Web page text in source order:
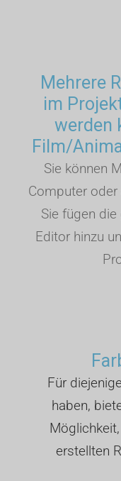
Mehrere
im
werden
Film/
Sie können
Computer
Sie fügen
Editor hinzu
Für
haben,
erstellten